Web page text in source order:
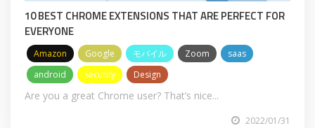
10 BEST CHROME EXTENSIONS THAT ARE PERFECT FOR
EVERYONE
Amazon Google モバイル Zoom
saas
android
Security Design
Are you a great Chrome user? That’s nice...
2022/01/31